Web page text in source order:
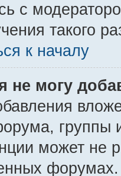
с
такого
к началу
не могу
группы
может не